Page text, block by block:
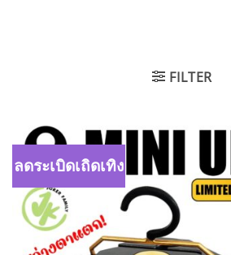
FILTER
ลดระเบิดเถิดเทิง